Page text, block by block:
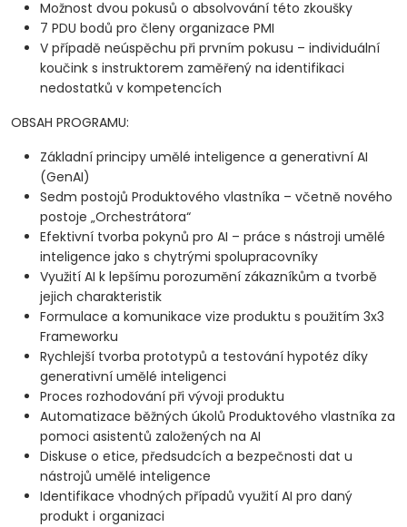
Podporovat rozhodovací procesy tím, že využijí
nástroje AI ke zkoumání, prioritizaci a hodnocení
funkcí podle jejich užitkovosti, proveditelnosti a
dopadu na uživatele.
každodenní úkoly (e-maily, komunikace se
stakeholdery, zapisování poznámek) za pomoci
umělé inteligence, aby se mohli soustředit na
strategické a tvůrčí činnosti.
Iniciovat diskuze o etice AI, předsudcích v datech
a jejich bezpečnosti, aby byla implementace
umělé inteligence odpovědná a udržitelná.
Identifikovat a navrhovat užitečné případy využití
umělé inteligence přizpůsobené konkrétnímu
produktu i organizaci.
Experimentovat s asi 20 různými nástroji a
modely AI – od pomocníků na zvýšení
produktivity a platforem pro vytváření prototypů
po nástroje pro generaci videí, obrázků či
kódování.
Možnost dvou pokusů o absolvování této zkoušky
7 PDU bodů pro členy organizace PMI
V případě neúspěchu při prvním pokusu – individuální
koučink s instruktorem zaměřený na identifikaci
nedostatků v kompetencích
OBSAH PROGRAMU:
Základní principy umělé inteligence a generativní AI
(GenAI)
Sedm postojů Produktového vlastníka – včetně nového
postoje „Orchestrátora“
Efektivní tvorba pokynů pro AI – práce s nástroji umělé
inteligence jako s chytrými spolupracovníky
Využití AI k lepšímu porozumění zákazníkům a tvorbě
jejich charakteristik
Formulace a komunikace vize produktu s použitím 3x3
Frameworku
Rychlejší tvorba prototypů a testování hypotéz díky
generativní umělé inteligenci
Proces rozhodování při vývoji produktu
Automatizace běžných úkolů Produktového vlastníka za
pomoci asistentů založených na AI
Diskuse o etice, předsudcích a bezpečnosti dat u
nástrojů umělé inteligence
Identifikace vhodných případů využití AI pro daný
produkt i organizaci